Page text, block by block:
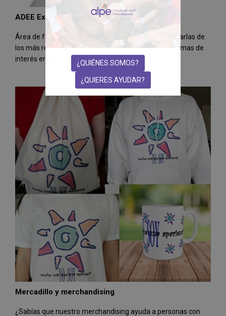
ADEE Expertos. Formación
Área de formación de pacientes y profesionales. Charlas de
los más reputados especialistas del mundo sobre temas de
interés en las ADEE
Mercadillo y merchandising
¿Sabías que nuestro merchandising ayuda a personas con
¿QUIÉNES SOMOS?
¿QUIERES AYUDAR?